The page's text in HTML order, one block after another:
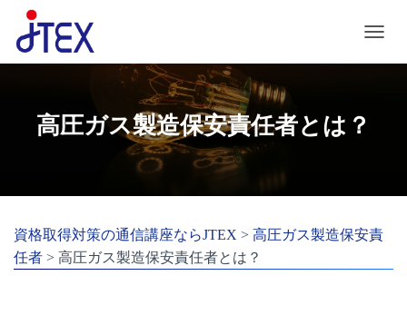
高圧ガス製造保安責任者とは？
資格取得対策の通信講座ならJTEX > 高圧ガス製造保安責
任者 > 高圧ガス製造保安責任者とは？